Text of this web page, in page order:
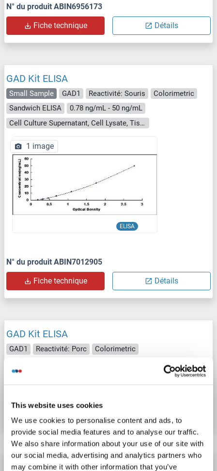
This website uses cookies
We use cookies to personalise content and ads, to
provide social media features and to analyse our traffic.
We also share information about your use of our site with
our social media, advertising and analytics partners who
may combine it with other information that you’ve
N° du produit ABIN6956173
Fiche technique Détails
GAD Kit ELISA
Small Sample GAD1 Reactivité: Souris
Colorimetric
Sandwich ELISA
0.78 ng/mL - 50 ng/mL
Cell Culture Supernatant, Cell Lysate, Tissue Homogenate
ELISA
1 image
N° du produit ABIN7012905
Fiche technique Détails
GAD Kit ELISA
GAD1 Reactivité: Porc Colorimetric
GAD Kit ELISA